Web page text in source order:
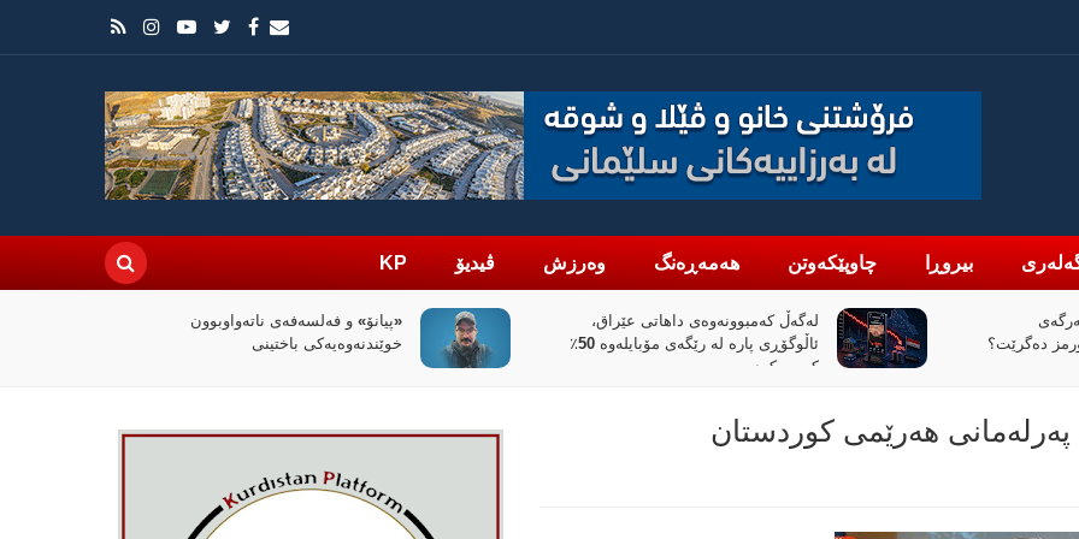
بیروڕا چاوپێکەوتن هەمەڕەنگ وەرزش ڤیدیۆ KP
عێراق،
ئاڵوگۆڕی پارە لە رێگەی مۆبایلەوە 50٪
«پیانۆ» و فەلسەفەی ناتەواوبوون
خوێندنەوەیەکی باختینی
سیاسەتی خۆتەعریبکردن لە باشووری
کوردستان
پەرلەمانی هەرێمی کوردستان